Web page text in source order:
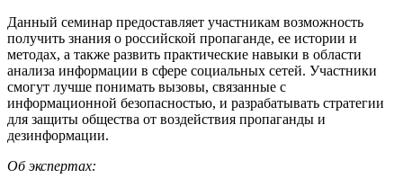
Данный семинар предоставляет участникам возможность
получить знания о российской пропаганде, ее истории и
методах, а также развить практические навыки в области
анализа информации в сфере социальных сетей. Участники
смогут лучше понимать вызовы, связанные с
информационной безопасностью, и разрабатывать стратегии
для защиты общества от воздействия пропаганды и
дезинформации.
Об экспертах: